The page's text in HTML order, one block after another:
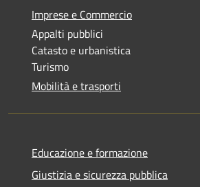
Imprese e Commercio
Appalti pubblici
Catasto e urbanistica
Turismo
Mobilità e trasporti
Educazione e formazione
Giustizia e sicurezza pubblica